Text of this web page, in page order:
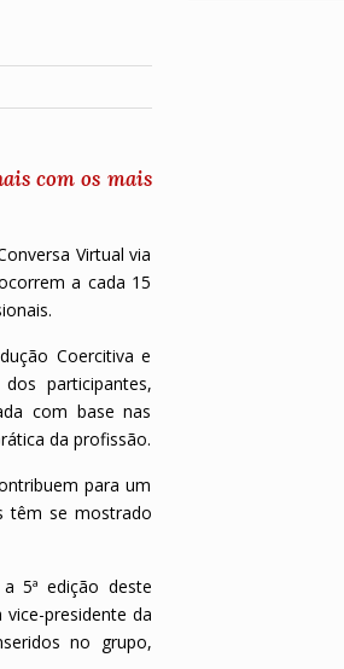
com os mais
Virtual via
a cada 15
Coercitiva e
participantes,
com base nas
da profissão.
para um
têm se mostrado
5ª edição deste
presidente da
no grupo,